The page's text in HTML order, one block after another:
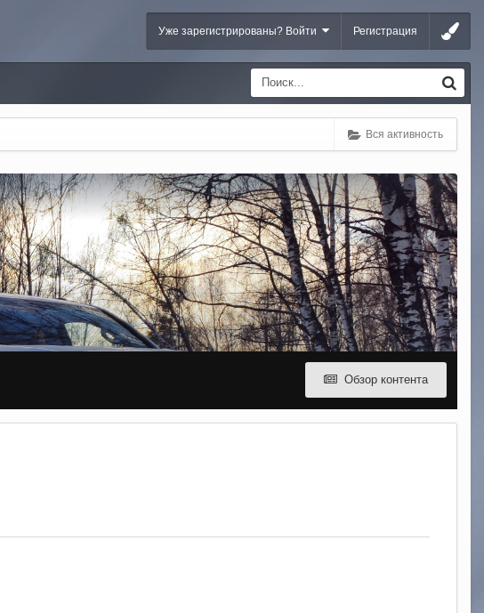
Уже зарегистрированы? Войти Регистрация
Вся активность
Обзор контента